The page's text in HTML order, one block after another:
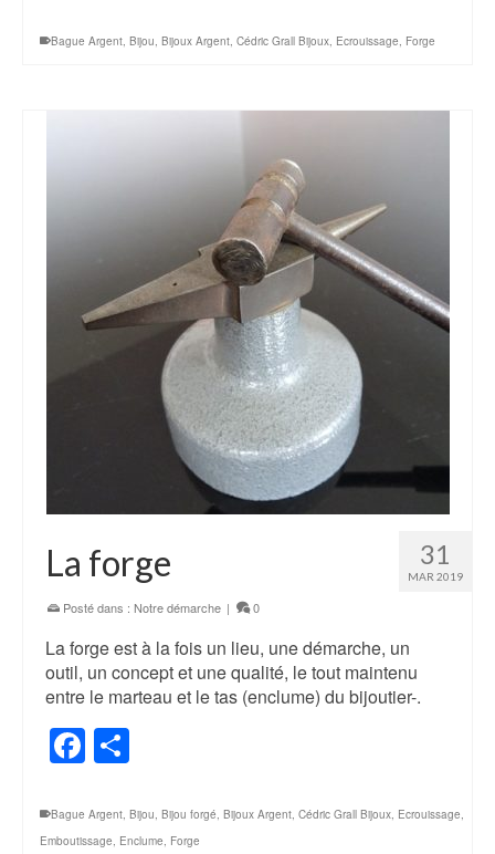
Bague Argent, Bijou, Bijoux Argent, Cédric Grall Bijoux, Ecrouissage, Forge
31
MAR 2019
La forge
Posté dans : Notre démarche | 0
La forge est à la fois un lieu, une démarche, un
outil, un concept et une qualité, le tout maintenu
entre le marteau et le tas (enclume) du bijoutier-.
Facebook
Bague Argent, Bijou, Bijou forgé, Bijoux Argent, Cédric Grall Bijoux, Ecrouissage,
Emboutissage, Enclume, Forge